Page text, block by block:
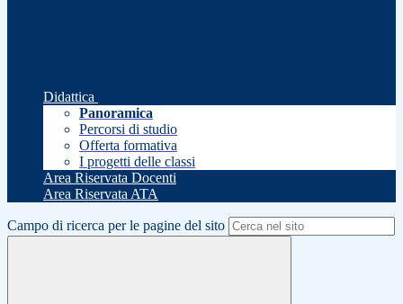
Didattica
Panoramica
Percorsi di studio
Offerta formativa
I progetti delle classi
Area Riservata Docenti
Area Riservata ATA
Campo di ricerca per le pagine del sito